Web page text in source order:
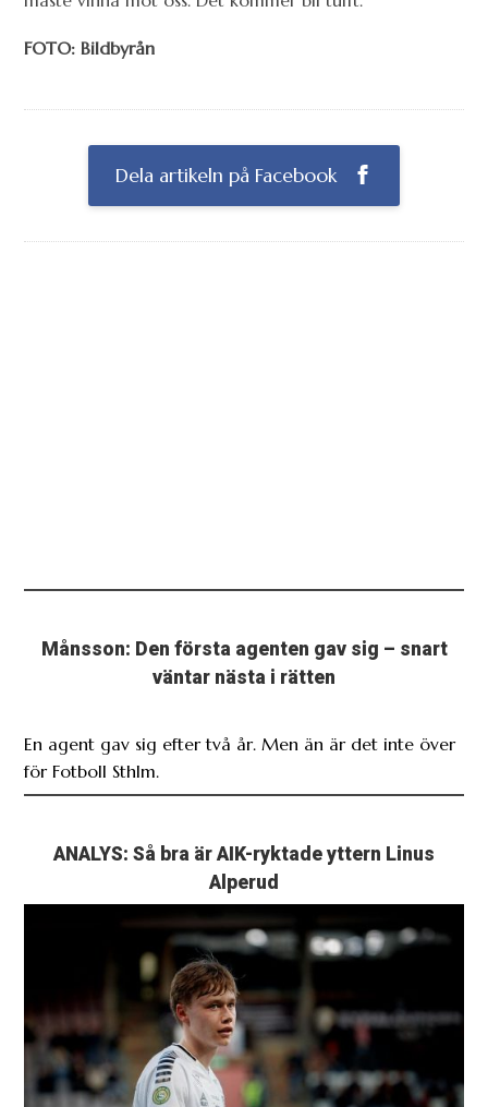
FOTO: Bildbyrån
Dela artikeln på Facebook
Månsson: Den första agenten gav sig – snart
väntar nästa i rätten
En agent gav sig efter två år. Men än är det inte över
för Fotboll Sthlm.
ANALYS: Så bra är AIK-ryktade yttern Linus
Alperud